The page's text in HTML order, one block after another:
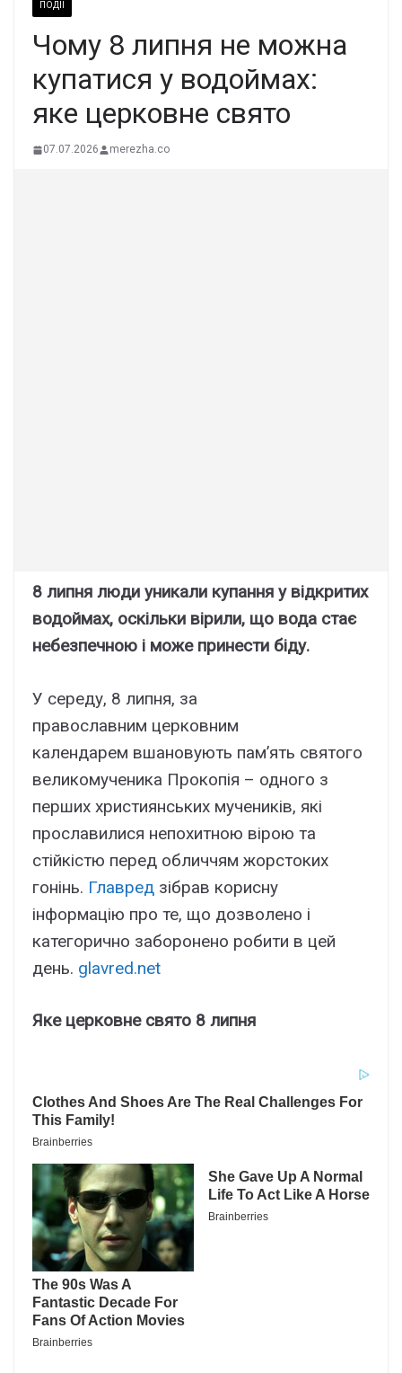
ПОДІЇ
Чому 8 липня не можна
купатися у водоймах:
яке церковне свято
07.07.2026 merezha.co
8 липня люди уникали купання у відкритих
водоймах, оскільки вірили, що вода стає
небезпечною і може принести біду.
У середу, 8 липня, за
православним церковним
календарем вшановують пам’ять святого
великомученика Прокопія – одного з
перших християнських мучеників, які
прославилися непохитною вірою та
стійкістю перед обличчям жорстоких
гонінь. Главред зібрав корисну
інформацію про те, що дозволено і
категорично заборонено робити в цей
день. glavred.net
Яке церковне свято 8 липня